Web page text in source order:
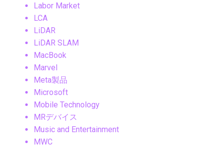
Labor Market
LCA
LiDAR
LiDAR SLAM
MacBook
Marvel
Meta製品
Microsoft
Mobile Technology
MRデバイス
Music and Entertainment
MWC